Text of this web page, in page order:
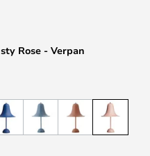
Rose - Verpan